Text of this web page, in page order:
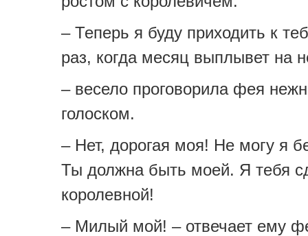
– Теперь я буду приходить к
раз, когда месяц выплывет на
– весело проговорила фея
голоском.
– Нет, дорогая моя! Не могу я
Ты должна быть моей. Я тебя
королевной!
– Милый мой! – отвечает ему